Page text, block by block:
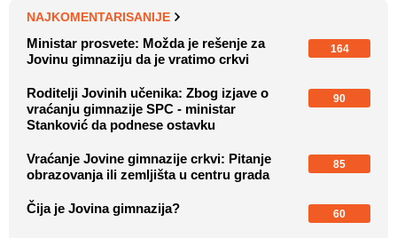
NAJKOMENTARISANIJE
Ministar prosvete: Možda je rešenje za
Jovinu gimnaziju da je vratimo crkvi
164
Roditelji Jovinih učenika: Zbog izjave o
vraćanju gimnazije SPC - ministar
Stanković da podnese ostavku
90
Vraćanje Jovine gimnazije crkvi: Pitanje
obrazovanja ili zemljišta u centru grada
85
Čija je Jovina gimnazija? 60